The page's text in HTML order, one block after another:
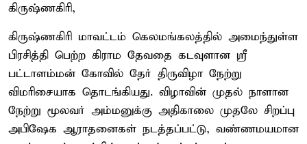
கிருஷ்ணகிரி,
கிருஷ்ணகிரி மாவட்டம் கெலமங்கலத்தில் அமைந்துள்ள
பிரசித்தி பெற்ற கிராம தேவதை கடவுளான ஸ்ரீ
பட்டாளம்மன் கோவில் தேர் திருவிழா நேற்று
விமரிசையாக தொடங்கியது. விழாவின் முதல் நாளான
நேற்று மூலவர் அம்மனுக்கு அதிகாலை முதலே சிறப்பு
அபிஷேக ஆராதனைகள் நடத்தப்பட்டு, வண்ணமயமான